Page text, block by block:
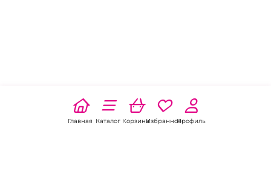
Главная Каталог КорзинаИзбранноеПрофиль